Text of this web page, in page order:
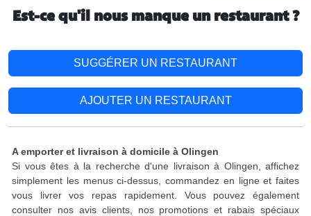
Est-ce qu'il nous manque un restaurant ?
SUGGÉRER UN RESTAURANT
AJOUTER UN RESTAURANT
A emporter et livraison à domicile à Olingen
Si vous êtes à la recherche d'une livraison à Olingen, affichez
simplement les menus ci-dessus, commandez en ligne et faites
vous livrer vos repas rapidement. Vous pouvez également
consulter nos avis clients, nos promotions et rabais spéciaux